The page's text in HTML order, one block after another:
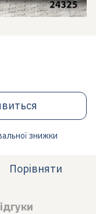
знижки
Порівняти